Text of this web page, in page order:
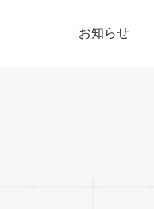
お知らせ